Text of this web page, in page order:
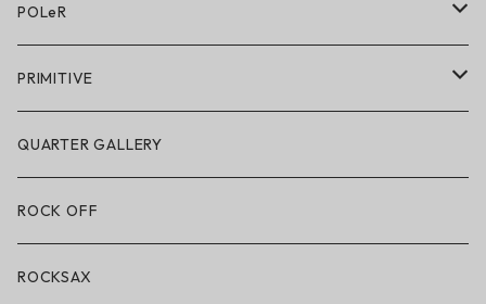
アクセサリー・小物
POLeR
POLeR × GRIZZLY
POLeR × LAKAI
アパレル
アクセサリー・小物
PRIMITIVE
アパレル
ハードグッズ
QUARTER GALLERY
ROCK OFF
ROCKSAX